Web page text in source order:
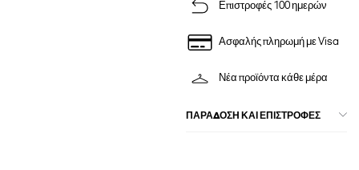
Επιστροφές 100 ημερών
Ασφαλής πληρωμή με Visa
Νέα προϊόντα κάθε μέρα
ΠΑΡΑΔΟΣΗ ΚΑΙ ΕΠΙΣΤΡΟΦΕΣ